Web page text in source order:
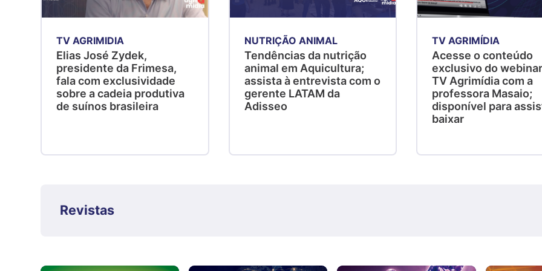
TV AGRIMIDIA
Elias José Zydek,
presidente da Frimesa,
fala com exclusividade
sobre a cadeia produtiva
de suínos brasileira
NUTRIÇÃO ANIMAL
Tendências da nutrição
animal em Aquicultura;
assista à entrevista com o
gerente LATAM da
Adisseo
TV AGRIMÍDIA
Acesse o conteúdo
exclusivo do
TV Agrimídia com a
professora Masaio;
disponível para
baixar
Revistas